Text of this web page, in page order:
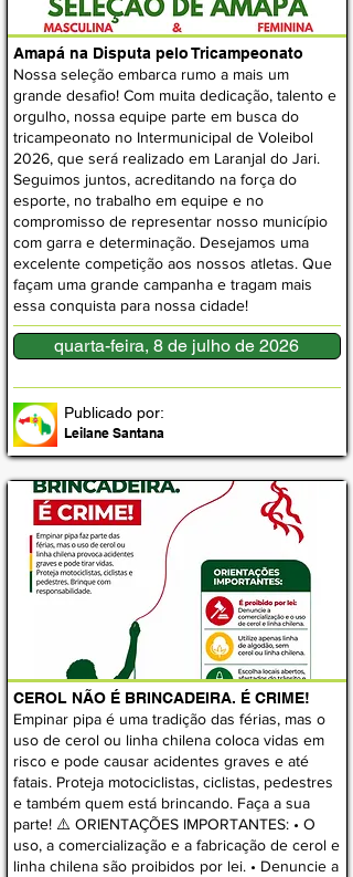
Amapá na Disputa pelo Tricampeonato
Nossa seleção embarca rumo a mais um
grande desafio! Com muita dedicação, talento e
orgulho, nossa equipe parte em busca do
tricampeonato no Intermunicipal de Voleibol
2026, que será realizado em Laranjal do Jari.
Seguimos juntos, acreditando na força do
esporte, no trabalho em equipe e no
compromisso de representar nosso município
com garra e determinação. Desejamos uma
excelente competição aos nossos atletas. Que
façam uma grande campanha e tragam mais
essa conquista para nossa cidade!
quarta-feira, 8 de julho de 2026
Leilane Santana
Publicado por:
CEROL NÃO É BRINCADEIRA. É CRIME!
Empinar pipa é uma tradição das férias, mas o
uso de cerol ou linha chilena coloca vidas em
risco e pode causar acidentes graves e até
fatais. Proteja motociclistas, ciclistas, pedestres
e também quem está brincando. Faça a sua
parte! ⚠️ ORIENTAÇÕES IMPORTANTES: • O
uso, a comercialização e a fabricação de cerol e
linha chilena são proibidos por lei. • Denuncie a